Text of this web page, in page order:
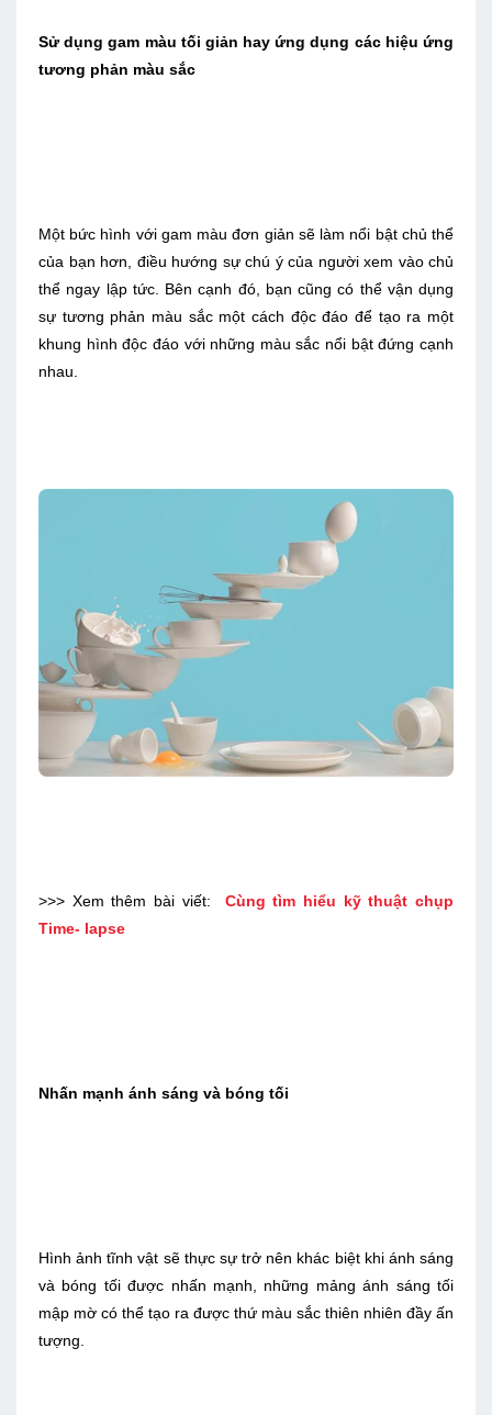
Sử dụng gam màu tối giản hay ứng dụng các hiệu ứng
tương phản màu sắc
Một bức hình với gam màu đơn giản sẽ làm nổi bật chủ thể
của bạn hơn, điều hướng sự chú ý của người xem vào chủ
thể ngay lập tức. Bên cạnh đó, bạn cũng có thể vận dụng
sự tương phản màu sắc một cách độc đáo để tạo ra một
khung hình độc đáo với những màu sắc nổi bật đứng cạnh
nhau.
>>> Xem thêm bài viết: Cùng tìm hiểu kỹ thuật chụp
Time- lapse
Nhấn mạnh ánh sáng và bóng tối
Hình ảnh tĩnh vật sẽ thực sự trở nên khác biệt khi ánh sáng
và bóng tối được nhấn mạnh, những mảng ánh sáng tối
mập mờ có thể tạo ra được thứ màu sắc thiên nhiên đầy ấn
tượng.